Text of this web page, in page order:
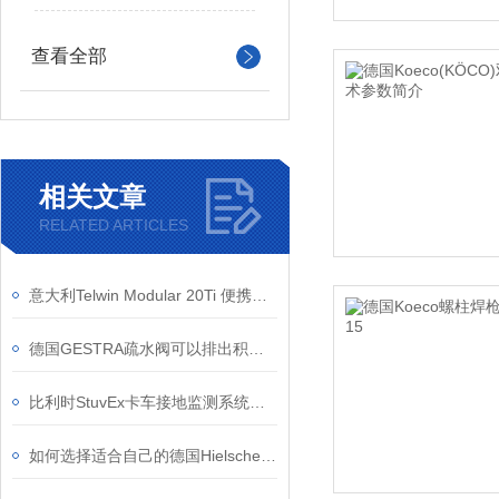
查看全部
相关文章
RELATED ARTICLES